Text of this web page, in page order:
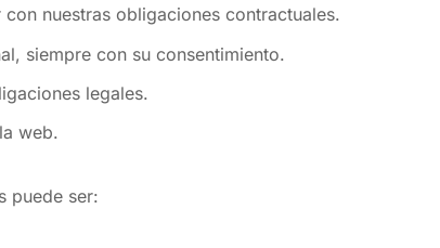
nuestras obligaciones contractuales.
siempre con su consentimiento.
legales.
web.
puede ser: